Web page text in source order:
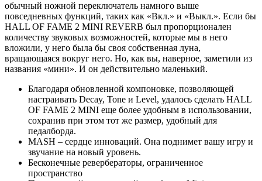
обычный ножной переключатель намного выше
повседневных функций, таких как «Вкл.» и «Выкл.». Если бы
HALL OF FAME 2 MINI REVERB был пропорционален
количеству звуковых возможностей, которые мы в него
вложили, у него была бы своя собственная луна,
вращающаяся вокруг него. Но, как вы, наверное, заметили из
названия «мини». И он действительно маленький.
Благодаря обновленной компоновке, позволяющей
настраивать Decay, Tone и Level, удалось сделать HALL
OF FAME 2 MINI еще более удобным в использовании,
сохранив при этом тот же размер, удобный для
педалборда.
MASH – сердце инноваций. Она поднимет вашу игру и
звучание на новый уровень.
Бесконечные ревербераторы, ограниченное
пространство